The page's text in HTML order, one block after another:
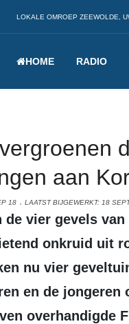
LOKALE OMROEP ZEEWOLDE,
HOME RADIO
aan
18 LAATST BIJGEWERKT: 18
onkruid uit
nu vier
en de jongeren
overhandigde